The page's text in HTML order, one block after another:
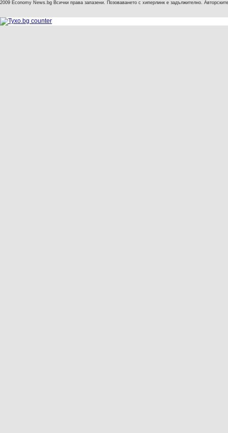
2009 Economy News.bg Всички права запазени. Позоваването с хиперлинк е задължително.